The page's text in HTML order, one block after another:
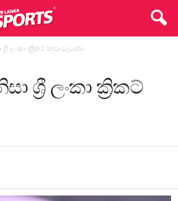
ලංකා ක්‍රිකට් කඩා වැටුණා
ශ්‍රී ලංකා ක්‍රිකට්